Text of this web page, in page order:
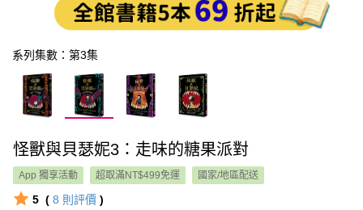
系列集數：第3集
怪獸與貝瑟妮3：走味的糖果派對
App 獨享活動 超取滿NT$499免運 國家/地區配送
5 ( 8 則評價 )